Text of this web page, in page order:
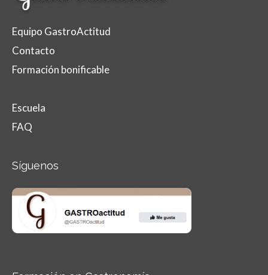
Equipo GastroActitud
Contacto
Formación bonificable
Escuela
FAQ
Síguenos